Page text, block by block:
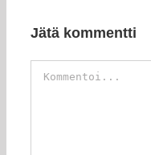
Jätä kommentti